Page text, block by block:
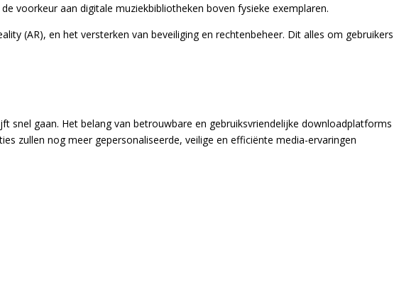
voorkeur aan digitale muziekbibliotheken boven fysieke exemplaren.
(AR), en het versterken van beveiliging en rechtenbeheer. Dit alles om gebruikers
gaan. Het belang van betrouwbare en gebruiksvriendelijke downloadplatforms
zullen nog meer gepersonaliseerde, veilige en efficiënte media-ervaringen